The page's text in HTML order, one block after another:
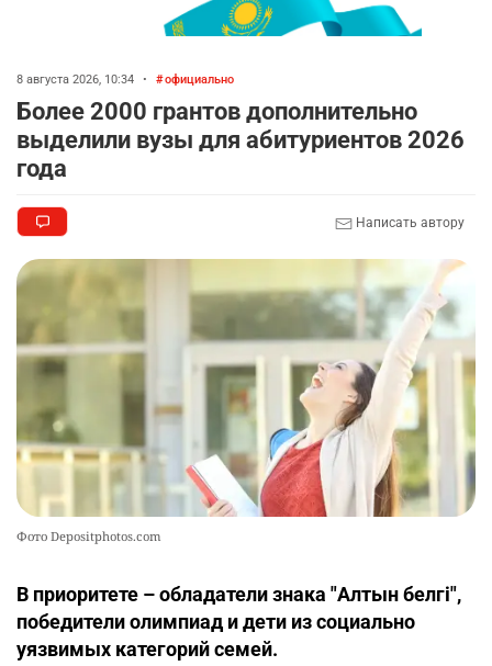
8 августа 2026, 10:34 • официально
Более 2000 грантов дополнительно
выделили вузы для абитуриентов 2026
года
Написать автору
Фото Depositphotos.com
В приоритете – обладатели знака "Алтын белгі",
победители олимпиад и дети из социально
уязвимых категорий семей.